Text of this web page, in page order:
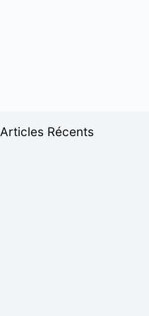
Articles Récents